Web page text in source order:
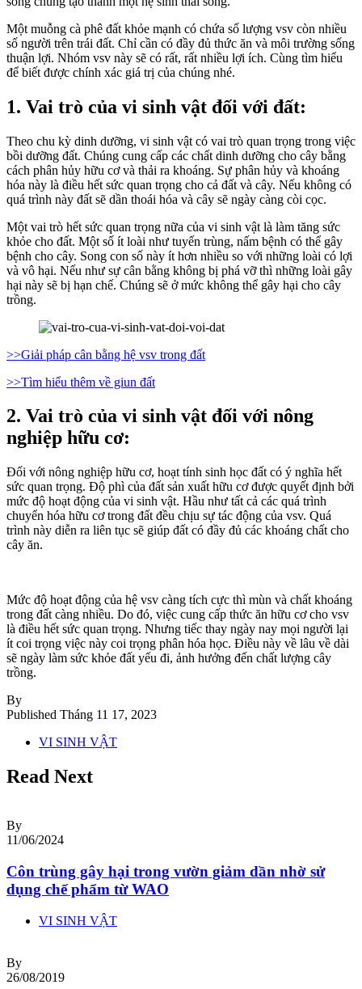
Một muỗng cà phê đất khỏe mạnh có chứa số lượng vsv còn nhiều
số người trên trái đất. Chỉ cần có đầy đủ thức ăn và môi trường sống
thuận lợi. Nhóm vsv này sẽ có rất, rất nhiều lợi ích. Cùng tìm hiểu
để biết được chính xác giá trị của chúng nhé.
1. Vai trò của vi sinh vật đối với đất:
Theo chu kỳ dinh dưỡng, vi sinh vật có vai trò quan trọng trong việc
bồi dưỡng đất. Chúng cung cấp các chất dinh dưỡng cho cây bằng
cách phân hủy hữu cơ và thải ra khoáng. Sự phân hủy và khoáng
hóa này là điều hết sức quan trọng cho cả đất và cây. Nếu không có
quá trình này đất sẽ dần thoái hóa và cây sẽ ngày càng còi cọc.
Một vai trò hết sức quan trọng nữa của vi sinh vật là làm tăng sức
khỏe cho đất. Một số ít loài như tuyến trùng, nấm bệnh có thể gây
bệnh cho cây. Song con số này ít hơn nhiều so với những loài có lợi
và vô hại. Nếu như sự cân bằng không bị phá vỡ thì những loài gây
hại này sẽ bị hạn chế. Chúng sẽ ở mức không thể gây hại cho cây
trồng.
>>Giải pháp cân bằng hệ vsv trong đất
>>Tìm hiểu thêm về giun đất
2. Vai trò của vi sinh vật đối với nông
nghiệp hữu cơ:
Đối với nông nghiệp hữu cơ, hoạt tính sinh học đất có ý nghĩa hết
sức quan trọng. Độ phì của đất sản xuất hữu cơ được quyết định bởi
mức độ hoạt động của vi sinh vật. Hầu như tất cả các quá trình
chuyển hóa hữu cơ trong đất đều chịu sự tác động của vsv. Quá
trình này diễn ra liên tục sẽ giúp đất có đầy đủ các khoáng chất cho
cây ăn.
Mức độ hoạt động của hệ vsv càng tích cực thì mùn và chất khoáng
trong đất càng nhiều. Do đó, việc cung cấp thức ăn hữu cơ cho vsv
là điều hết sức quan trọng. Nhưng tiếc thay ngày nay mọi người lại
ít coi trọng việc này coi trọng phân hóa học. Điều này về lâu về dài
sẽ ngày làm sức khỏe đất yếu đi, ảnh hưởng đến chất lượng cây
trồng.
By
Published Tháng 11 17, 2023
VI SINH VẬT
Read Next
By
11/06/2024
Côn trùng gây hại trong vườn giảm dần nhờ sử
dụng chế phẩm từ WAO
VI SINH VẬT
By
26/08/2019